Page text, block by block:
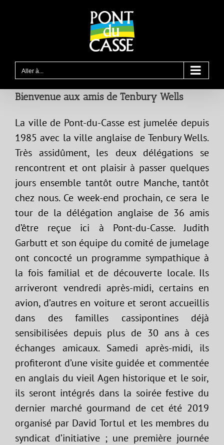
Aller à...
Bienvenue aux amis de Tenbury Wells
La ville de Pont-du-Casse est jumelée depuis
1985 avec la ville anglaise de Tenbury Wells.
Très assidûment, les deux délégations se
rencontrent et ont plaisir à passer quelques
jours ensemble tantôt outre Manche, tantôt
chez nous. Ce week-end prochain, ce sera le
tour de la délégation anglaise de 36 amis
d’être reçue ici à Pont-du-Casse. Judith
Garbutt et son équipe du comité de jumelage
ont concocté un programme sympathique à
la fois familial et de découverte locale. Ils
arriveront vendredi après-midi, certains en
avion, d’autres en voiture et seront accueillis
dans des familles cassipontines déjà
sensibilisées depuis plus de 30 ans à ces
échanges amicaux. Samedi après-midi, ils
profiteront d’une visite guidée et commentée
en anglais du vieil Agen historique et le soir,
ils seront intégrés dans la soirée festive du
dernier marché gourmand de cet été 2019
organisé par David Tortul et les membres du
syndicat d’initiative ; une première journée